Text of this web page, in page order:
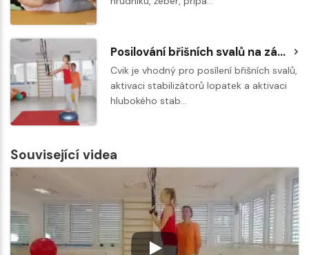
Posilování břišních svalů na závěsném posilovacím systému
Cvik je vhodný pro posílení břišních svalů,
aktivaci stabilizátorů lopatek a aktivaci
hlubokého stab…
Související videa